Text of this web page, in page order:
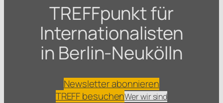
TREFFpunkt für
Internationalisten
in Berlin-Neukölln
Newsletter abonnieren
TREFF besuchenWer wir sind